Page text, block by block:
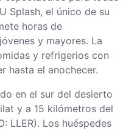
Splash, el único de su
horas de
y mayores. La
y refrigerios con
hasta el anochecer.
en el sur del desierto
y a 15 kilómetros del
LLER). Los huéspedes